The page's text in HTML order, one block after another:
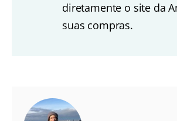
diretamente o site da
suas compras.